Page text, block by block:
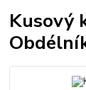
Kusový